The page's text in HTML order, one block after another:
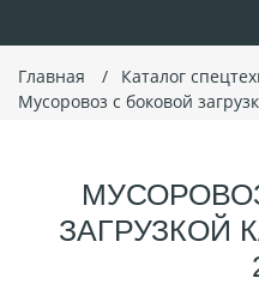
Главная Каталог
Мусоровоз с боковой
ЗАГРУЗКОЙ